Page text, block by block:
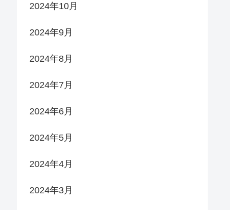
2024年10月
2024年9月
2024年8月
2024年7月
2024年6月
2024年5月
2024年4月
2024年3月